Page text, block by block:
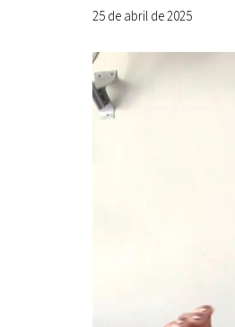
25 de abril de 2025